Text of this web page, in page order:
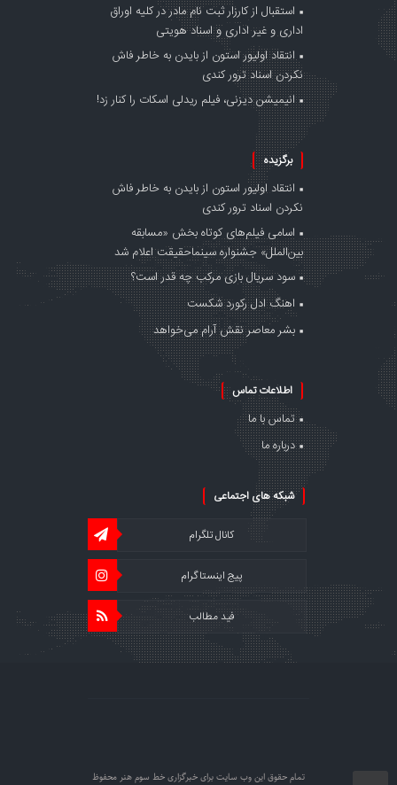
استقبال از کارزار ثبت نام مادر در کلیه اوراق
اداری و غیر اداری و اسناد هویتی
انتقاد اولیور استون از بایدن به خاطر فاش
نکردن اسناد ترور کندی
انیمیشن دیزنی، فیلم ریدلی اسکات را کنار زد!
برگزیده
انتقاد اولیور استون از بایدن به خاطر فاش
نکردن اسناد ترور کندی
اسامی فیلم‌های کوتاه بخش «مسابقه
بین‌الملل» جشنواره سینماحقیقت اعلام شد
سود سریال بازی مرکب چه قدر است؟
اهنگ ادل رکورد شکست
بشر معاصر نقش آرام می‌خواهد
اطلاعات تماس
تماس با ما
درباره ما
شبکه های اجتماعی
کانال تلگرام
پیج اینستاگرام
فید مطالب
تمام حقوق این وب سایت برای خبرگزاری خط سوم هنر محفوظ